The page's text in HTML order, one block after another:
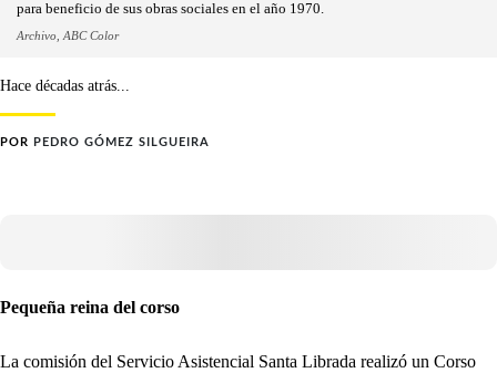
para beneficio de sus obras sociales en el año 1970.
Archivo, ABC Color
Hace décadas atrás...
POR PEDRO GÓMEZ SILGUEIRA
Pequeña reina del corso
La comisión del Servicio Asistencial Santa Librada realizó un Corso